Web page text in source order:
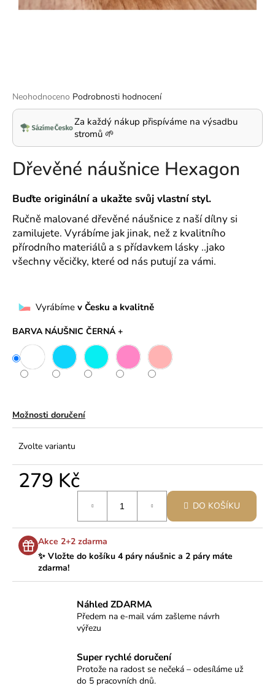
Průměrné
hodnocení
0,0
5
hvězdiček.
Neohodnoceno Podrobnosti hodnocení
Za každý nákup přispíváme na výsadbu
stromů 🌱
Dřevěné náušnice Hexagon
Buďte originální a ukažte svůj vlastní styl.
Ručně malované dřevěné náušnice z naší dílny si
zamilujete. Vyrábíme jak jinak, než z kvalitního
přírodního materiálů a s přídavkem lásky ..jako
všechny věcičky, které od nás putují za vámi.
Vyrábíme v Česku a kvalitně
BARVA NÁUŠNIC ČERNÁ +
Možnosti doručení
Zvolte variantu
279 Kč
DO KOŠÍKU
Akce 2+2 zdarma
✨ Vložte do košíku 4 páry náušnic a 2 páry máte
zdarma!
Náhled ZDARMA
Předem na e-mail vám zašleme návrh
výřezu
Super rychlé doručení
Protože na radost se nečeká – odesíláme už
do 5 pracovních dnů.
a
D
p
o
r
u
m